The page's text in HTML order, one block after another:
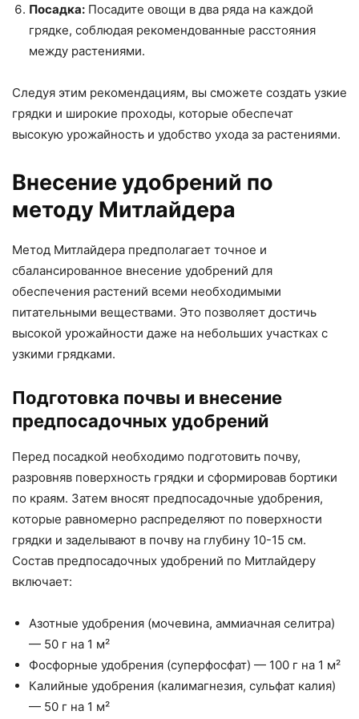
Посадка: Посадите овощи в два ряда на каждой
грядке, соблюдая рекомендованные расстояния
между растениями.
Следуя этим рекомендациям, вы сможете создать узкие
грядки и широкие проходы, которые обеспечат
высокую урожайность и удобство ухода за растениями.
Внесение удобрений по
методу Митлайдера
Метод Митлайдера предполагает точное и
сбалансированное внесение удобрений для
обеспечения растений всеми необходимыми
питательными веществами. Это позволяет достичь
высокой урожайности даже на небольших участках с
узкими грядками.
Подготовка почвы и внесение
предпосадочных удобрений
Перед посадкой необходимо подготовить почву,
разровняв поверхность грядки и сформировав бортики
по краям. Затем вносят предпосадочные удобрения,
которые равномерно распределяют по поверхности
грядки и заделывают в почву на глубину 10-15 см.
Состав предпосадочных удобрений по Митлайдеру
включает:
Азотные удобрения (мочевина, аммиачная селитра)
— 50 г на 1 м²
Фосфорные удобрения (суперфосфат) — 100 г на 1 м²
Калийные удобрения (калимагнезия, сульфат калия)
— 50 г на 1 м²